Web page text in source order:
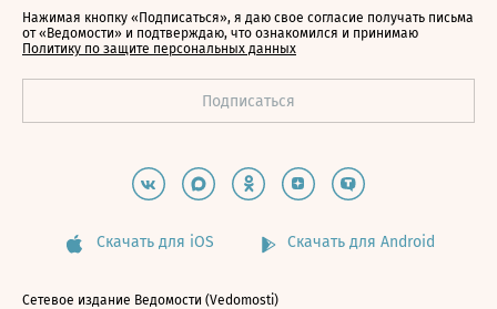
Нажимая кнопку «Подписаться», я даю свое согласие получать письма
от «Ведомости» и подтверждаю, что ознакомился и принимаю
Политику по защите персональных данных
Скачать для iOS Скачать для Android
Сетевое издание Ведомости (Vedomosti)